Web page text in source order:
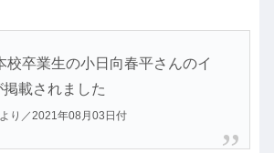
校卒業生の小日向春平さんのイ
載されました
り／2021年08月03日付